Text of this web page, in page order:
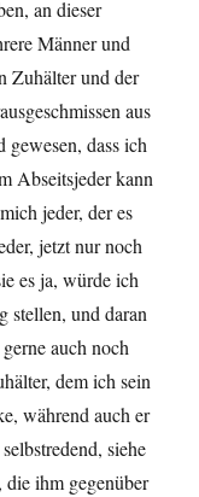
an dieser
Männer und
Zuhälter und der
aus
gewesen, dass ich
Abseitsjeder kann
jeder, der es
jetzt nur noch
es ja, würde ich
stellen, und daran
auch noch
dem ich sein
während auch er
siehe
ihm gegenüber